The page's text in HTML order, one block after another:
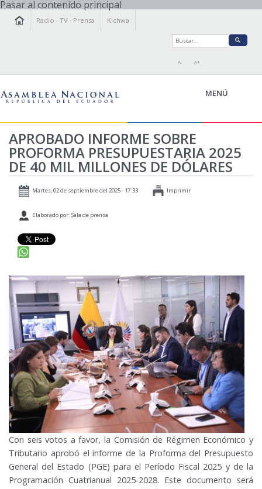
Pasar al contenido principal
Radio ·TV · Prensa Kichwa
A- A+
MENÚ
LA ASAMBLEA
LEGISLAMOS
FISCALIZAMOS
PRENSA
PARTICIPACIÓN
RELACIONES INTERNACIONALES
AGENDA
APROBADO INFORME SOBRE
PROFORMA PRESUPUESTARIA 2025
DE 40 MIL MILLONES DE DÓLARES
Martes, 02 de septiembre del 2025 - 17:33 Imprimir
Elaborado por: Sala de prensa
Con seis votos a favor, la Comisión de Régimen Económico y
Tributario aprobó el informe de la Proforma del Presupuesto
General del Estado (PGE) para el Período Fiscal 2025 y de la
Programación Cuatrianual 2025-2028. Este documento será